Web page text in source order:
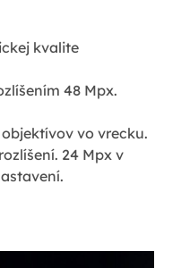
kvalite
48 Mpx.
vo vrecku.
24 Mpx v